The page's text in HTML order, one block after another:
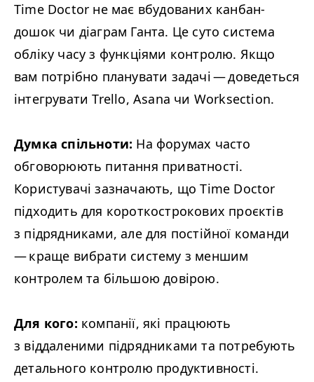
Time Doctor не має вбудованих канбан-
дошок чи діаграм Ганта. Це суто система
обліку часу з функціями контролю. Якщо
вам потрібно планувати задачі — доведеться
інтегрувати Trello, Asana чи Worksection.
Думка спільноти: На форумах часто
обговорюють питання приватності.
Користувачі зазначають, що Time Doctor
підходить для короткострокових проєктів
з підрядниками, але для постійної команди
— краще вибрати систему з меншим
контролем та більшою довірою.
Для кого: компанії, які працюють
з віддаленими підрядниками та потребують
детального контролю продуктивності.